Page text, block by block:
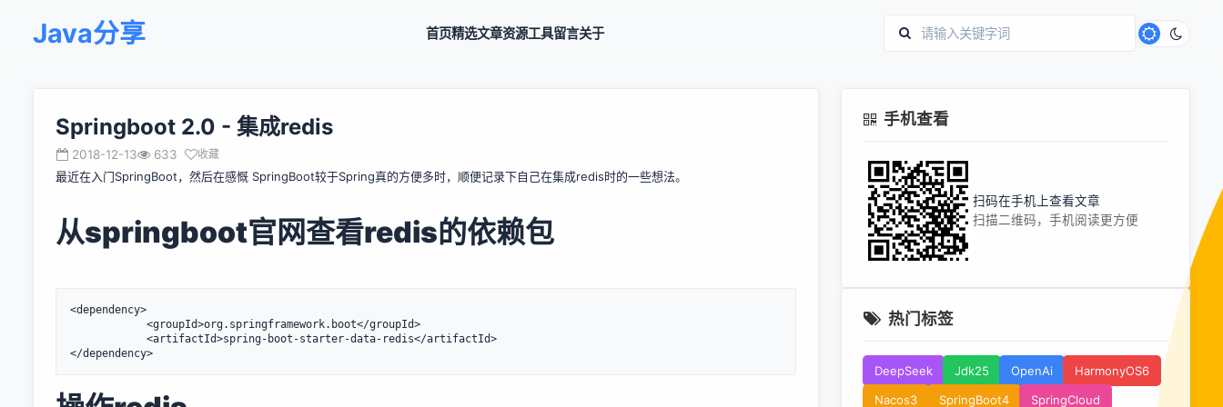
Java分享 首页精选文章资源工具留言关于
Springboot 2.0 - 集成redis
2018-12-13 633 收藏
最近在入门SpringBoot，然后在感慨 SpringBoot较于Spring真的方便多时，顺便记录下自己在集成redis时的一些想法。
从springboot官网查看redis的依赖包
<dependency>
<groupId>org.springframework.boot</groupId>
<artifactId>spring-boot-starter-data-redis</artifactId>
手机查看
扫码在手机上查看文章
扫描二维码，手机阅读更方便
热门标签
DeepSeek Jdk25 OpenAi
HarmonyOS6
Nacos3
SpringBoot4 SpringCloud